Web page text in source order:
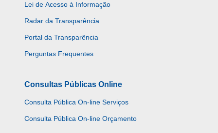
Lei de Acesso à Informação
Radar da Transparência
Portal da Transparência
Perguntas Frequentes
Consultas Públicas Online
Consulta Pública On-line Serviços
Consulta Pública On-line Orçamento